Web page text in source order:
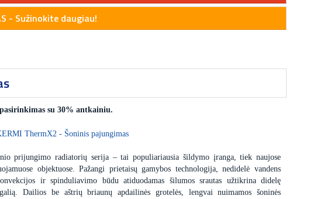
- Sužinokite daugiau!
su 30% antkainiu.
ThermX2 - Šoninis pajungimas
prijungimo radiatorių serija – tai populiariausia šildymo įranga, tiek naujose
objektuose. Pažangi prietaisų gamybos technologija, nedidelė vandens
ir spinduliavimo būdu atiduodamas šilumos srautas užtikrina didelę
Dailios be aštrių briaunų apdailinės grotelės, lengvai nuimamos šoninės